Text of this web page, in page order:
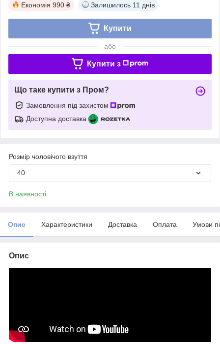
Економія 990 ₴ Залишилось 11 днів
Купити
або
Купити з
Що таке купити з Пром?
Замовлення під захистом
Доступна доставка
Розмір чоловічого взуття
40
В наявності
Опис Характеристики Доставка Оплата Умови
Опис